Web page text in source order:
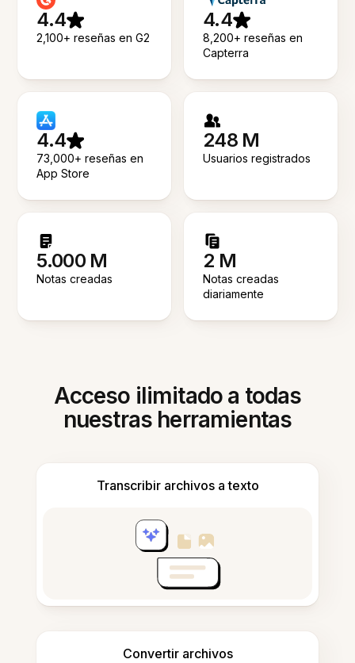
4.4
2,100+ reseñas en G2
4.4
8,200+ reseñas en
Capterra
4.4
73,000+ reseñas en
App Store
248 M
Usuarios registrados
5.000 M
Notas creadas
2 M
Notas creadas
diariamente
Acceso ilimitado a todas
nuestras herramientas
Transcribir archivos a texto
Convertir archivos